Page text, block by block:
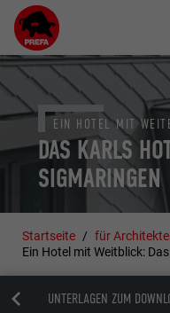
DAS KARLS
SIGMARINGEN
EIN HOTEL MIT
Startseite für
Ein Hotel mit Weitblick:
UNTERLAGEN ZUM